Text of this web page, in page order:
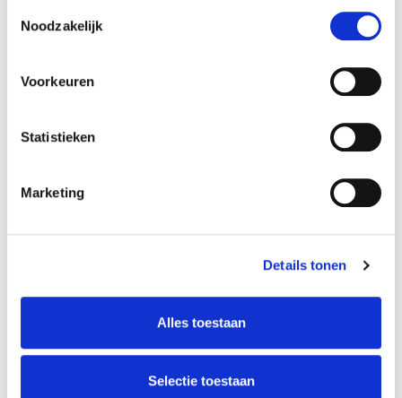
Noodzakelijk
Voorkeuren
Statistieken
Marketing
Details tonen
Alles toestaan
Selectie toestaan
Trust Your Voice